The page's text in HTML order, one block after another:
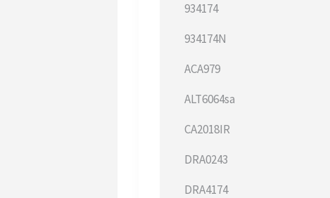
934174
934174N
ACA979
ALT6064sa
CA2018IR
DRA0243
DRA4174